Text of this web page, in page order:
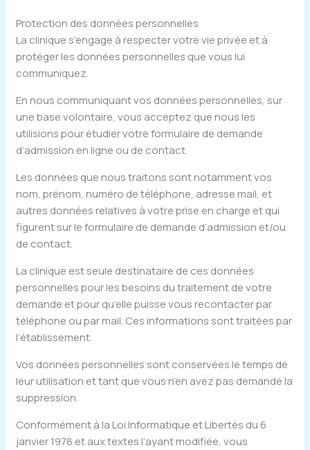
Protection des données personnelles
La clinique s’engage à respecter votre vie privée et à
protéger les données personnelles que vous lui
communiquez.
En nous communiquant vos données personnelles, sur
une base volontaire, vous acceptez que nous les
utilisions pour étudier votre formulaire de demande
d’admission en ligne ou de contact.
Les données que nous traitons sont notamment vos
nom, prénom, numéro de téléphone, adresse mail, et
autres données relatives à votre prise en charge et qui
figurent sur le formulaire de demande d’admission et/ou
de contact.
La clinique est seule destinataire de ces données
personnelles pour les besoins du traitement de votre
demande et pour qu’elle puisse vous recontacter par
téléphone ou par mail. Ces informations sont traitées par
l’établissement.
Vos données personnelles sont conservées le temps de
leur utilisation et tant que vous n’en avez pas demandé la
suppression.
Conformément à la Loi Informatique et Libertés du 6
janvier 1978 et aux textes l’ayant modifiée, vous